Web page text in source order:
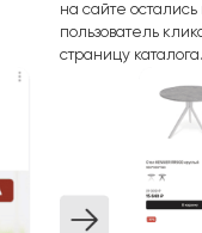
на сайте
пользователь
страницу каталога.